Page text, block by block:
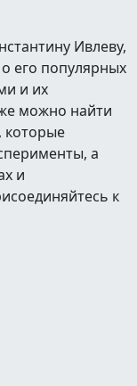
Ивлеву,
его популярных
и их
можно найти
которые
а
и
к